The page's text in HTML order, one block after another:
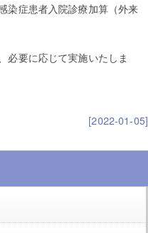
染症患者入院診療加算（外来
必要に応じて実施いたしま
[2022-01-05]